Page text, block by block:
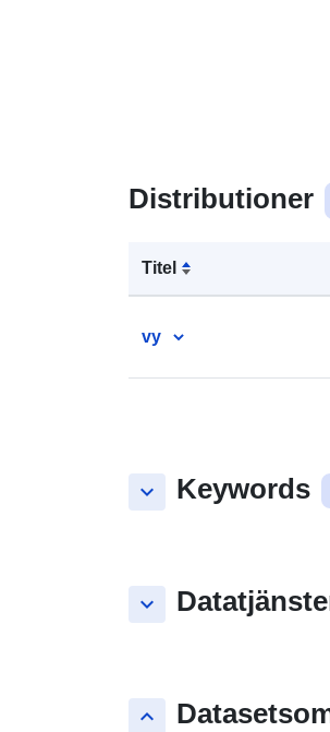
Distributioner
Titel
vy
keyboard_arrow_down Keywords
keyboard_arrow_down
keyboard_arrow_up